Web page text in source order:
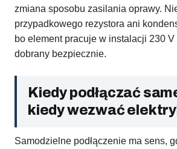
zmiana sposobu zasilania oprawy.
przypadkowego rezystora ani
bo element pracuje w instalacji 230
dobrany bezpiecznie.
Kiedy podłączać
kiedy wezwać
Samodzielne podłączenie ma sens,